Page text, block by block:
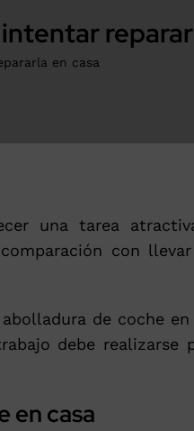
en casa
una tarea
con
de coche
debe realizarse
en casa